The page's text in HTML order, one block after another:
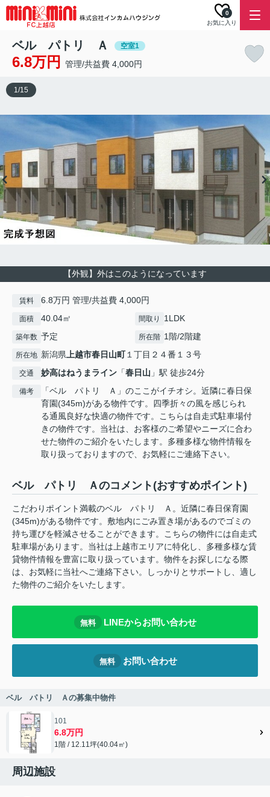
お気に入り
0
ベル パトリ Ａ 空室1
6.8万円 管理/共益費 4,000円
【外観】外はこのようになっています
1/15
賃料 6.8万円 管理/共益費 4,000円
面積 40.04㎡ 間取り 1LDK
築年数 予定 所在階 1階/2階建
所在地 新潟県上越市春日山町１丁目２４番１３号
交通 妙高はねうまライン 「春日山 」駅 徒歩24分
備考
「ベル パトリ Ａ」のここがイチオシ。近隣に春日保
育園(345m)がある物件です。四季折々の風を感じられ
る通風良好な快適の物件です。こちらは自走式駐車場付
きの物件です。当社は、お客様のご希望やニーズに合わ
せた物件のご紹介をいたします。多種多様な物件情報を
取り扱っておりますので、お気軽にご連絡下さい。
ベル パトリ Ａのコメント(おすすめポイント)
こだわりポイント満載のベル パトリ Ａ。近隣に春日保育園
(345m)がある物件です。敷地内にごみ置き場があるのでゴミの
持ち運びを軽減させることができます。こちらの物件には自走式
駐車場があります。当社は上越市エリアに特化し、多種多様な賃
貸物件情報を豊富に取り扱っています。物件をお探しになる際
は、お気軽に当社へご連絡下さい。しっかりとサポートし、適し
た物件のご紹介をいたします。
無料 LINEからお問い合わせ
無料 お問い合わせ
ベル パトリ Ａの募集中物件
101
6.8万円
1階 / 12.11坪(40.04㎡)
周辺施設